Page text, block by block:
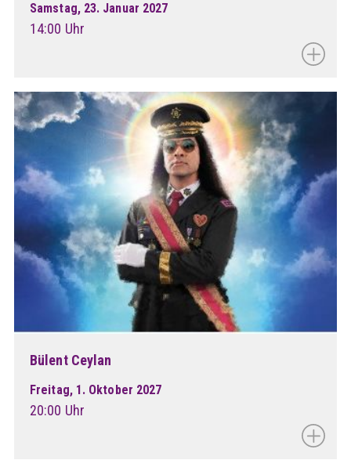
Samstag, 23. Januar 2027
14:00 Uhr
Bülent Ceylan
Freitag, 1. Oktober 2027
20:00 Uhr